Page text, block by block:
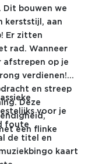
Dit bouwen we
kerststijl, aan
Er zitten
rad. Wanneer
afstrepen op je
verdienen!
en streep
Deze
een flinke
voor je
foute
de titel en
kaart